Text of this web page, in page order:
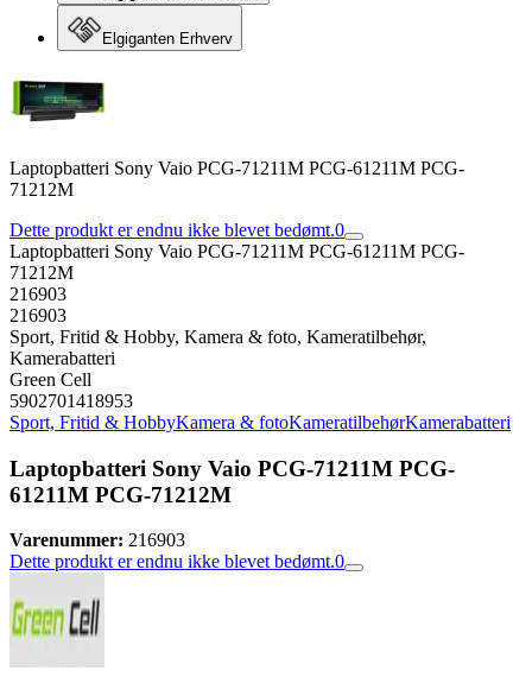
Elgiganten Erhverv
Laptopbatteri Sony Vaio PCG-71211M PCG-61211M PCG-
71212M
Dette produkt er endnu ikke blevet bedømt.0
Laptopbatteri Sony Vaio PCG-71211M PCG-61211M PCG-
71212M
216903
216903
Sport, Fritid & Hobby, Kamera & foto, Kameratilbehør,
Kamerabatteri
Green Cell
5902701418953
Sport, Fritid & HobbyKamera & fotoKameratilbehørKamerabatteri
Laptopbatteri Sony Vaio PCG-71211M PCG-
61211M PCG-71212M
Varenummer: 216903
Dette produkt er endnu ikke blevet bedømt.0